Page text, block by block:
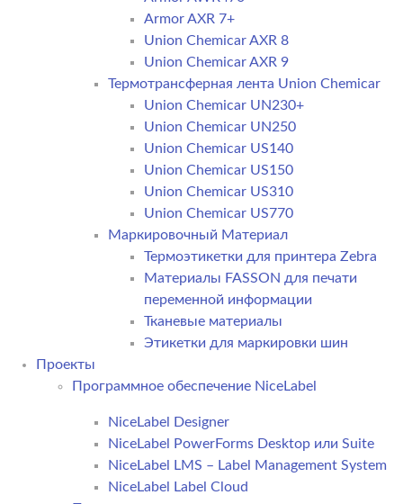
Armor AXR 7+
Union Chemicar AXR 8
Union Chemicar AXR 9
Термотрансферная лента Union Chemicar
Union Chemicar UN230+
Union Chemicar UN250
Union Chemicar US140
Union Chemicar US150
Union Chemicar US310
Union Chemicar US770
Маркировочный Материал
Термоэтикетки для принтера Zebra
Материалы FASSON для печати
переменной информации
Тканевые материалы
Этикетки для маркировки шин
Проекты
Программное обеспечение NiceLabel
NiceLabel Designer
NiceLabel PowerForms Desktop или Suite
NiceLabel LMS – Label Management System
NiceLabel Label Cloud